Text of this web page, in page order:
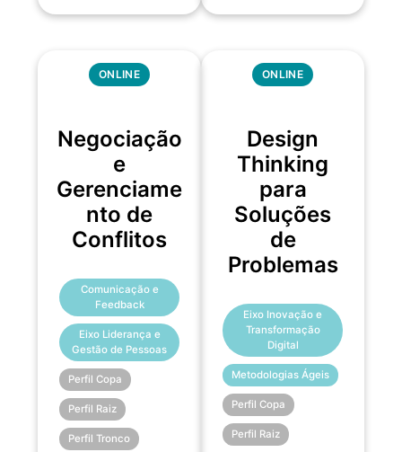
ONLINE
Negociação
e
Gerenciame
nto de
Conflitos
Comunicação e
Feedback
Eixo Liderança e
Gestão de Pessoas
Perfil Copa
Perfil Raiz
Perfil Tronco
ONLINE
Design
Thinking
para
Soluções
de
Problemas
Eixo Inovação e
Transformação
Digital
Metodologias Ágeis
Perfil Copa
Perfil Raiz